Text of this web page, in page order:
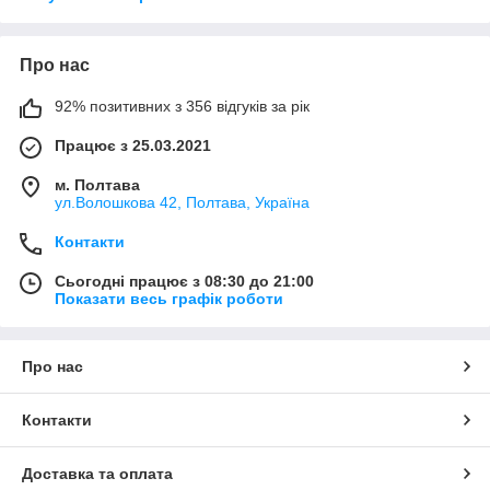
Про нас
92% позитивних з 356 відгуків за рік
Працює з 25.03.2021
м. Полтава
ул.Волошкова 42, Полтава, Україна
Контакти
Сьогодні працює з 08:30 до 21:00
Показати весь графік роботи
Про нас
Контакти
Доставка та оплата